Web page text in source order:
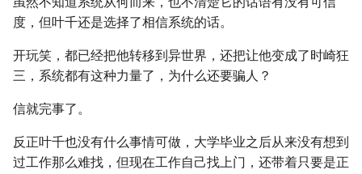
度，但叶千还是选择了相信系统的话。
开玩笑，都已经把他转移到异世界，还把让他变成了时崎狂
三，系统都有这种力量了，为什么还要骗人？
信就完事了。
反正叶千也没有什么事情可做，大学毕业之后从来没有想到
过工作那么难找，但现在工作自己找上门，还带着只要是正